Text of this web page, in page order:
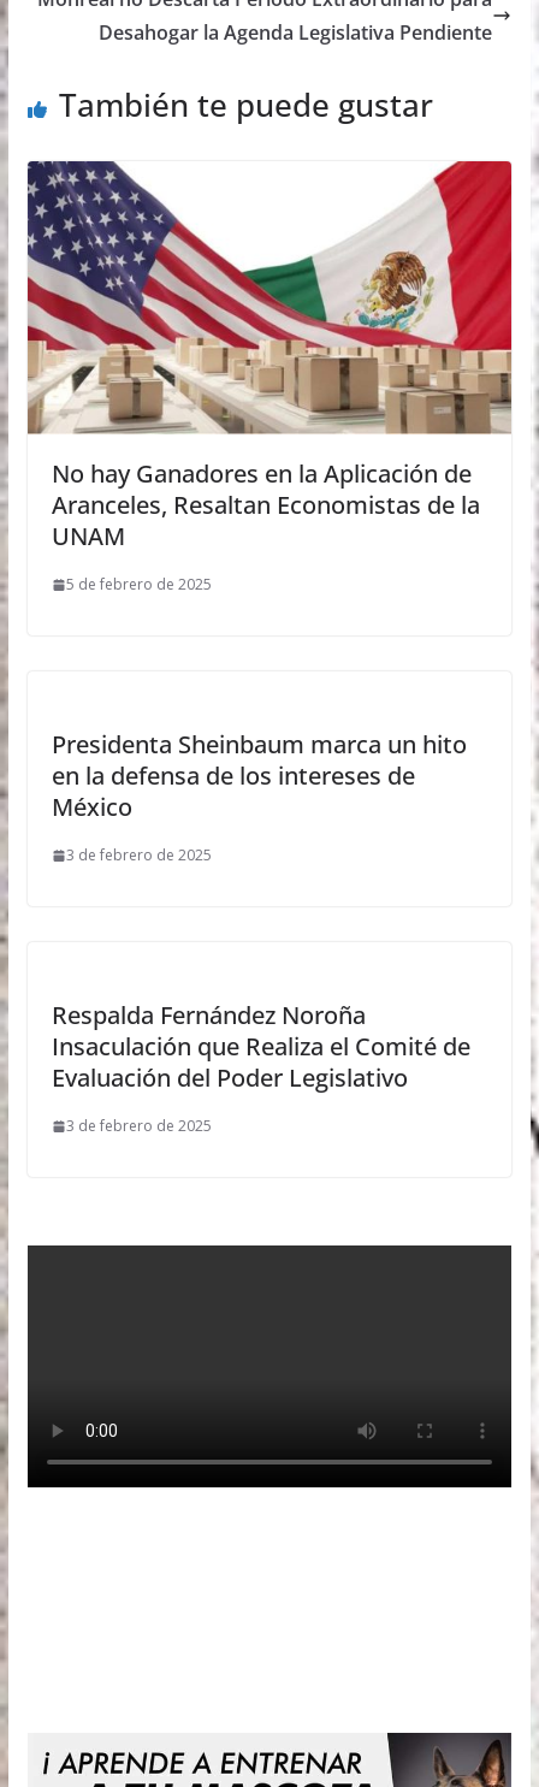
Desahogar la Agenda Legislativa Pendiente
También te puede gustar
No hay Ganadores en la Aplicación de
Aranceles, Resaltan Economistas de la
UNAM
5 de febrero de 2025
Presidenta Sheinbaum marca un hito
en la defensa de los intereses de
México
3 de febrero de 2025
Respalda Fernández Noroña
Insaculación que Realiza el Comité de
Evaluación del Poder Legislativo
3 de febrero de 2025